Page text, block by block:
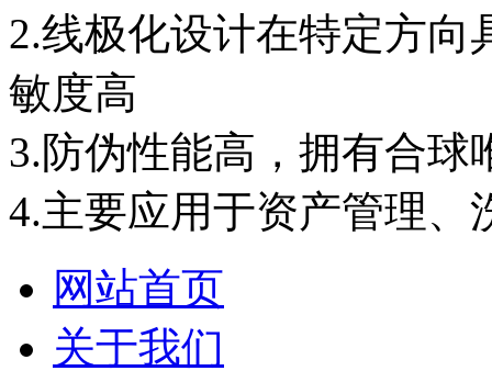
2.线极化设计在特定方
敏度高
3.防伪性能高，拥有合球
4.主要应用于资产管理、
网站首页
关于我们